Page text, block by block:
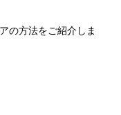
の方法をご紹介しま